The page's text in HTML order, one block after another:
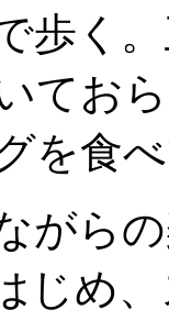
歩く
てお
を食
がら
じめ